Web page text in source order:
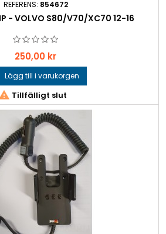
REFERENS: 854672
- VOLVO S80/V70/XC70 12-16
Pris
250,00 kr
Lägg till i varukorgen
 Tillfälligt slut